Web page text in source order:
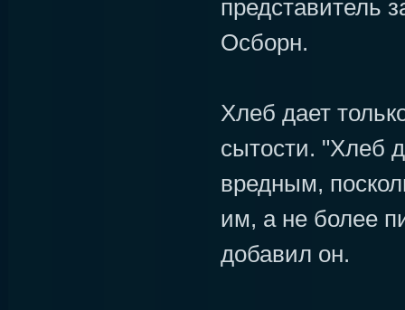
представитель
Осборн.
Хлеб дает
сытости. "Хлеб
вредным,
им, а не более
добавил он.